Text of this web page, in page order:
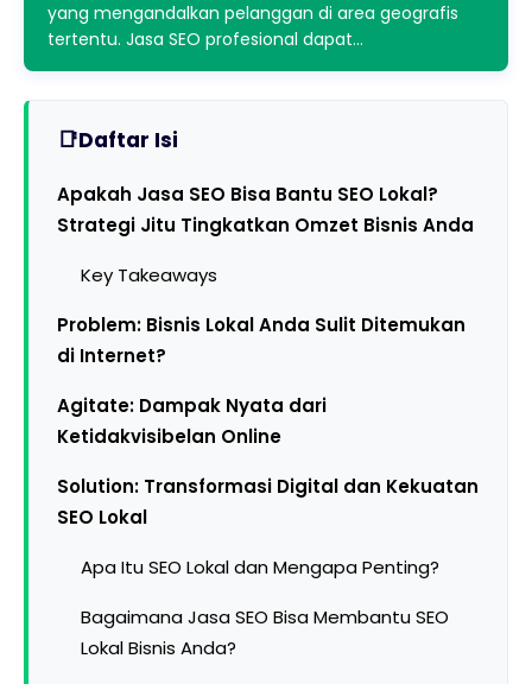
yang mengandalkan pelanggan di area geografis
tertentu. Jasa SEO profesional dapat…
Daftar Isi
Apakah Jasa SEO Bisa Bantu SEO Lokal?
Strategi Jitu Tingkatkan Omzet Bisnis Anda
Key Takeaways
Problem: Bisnis Lokal Anda Sulit Ditemukan
di Internet?
Agitate: Dampak Nyata dari
Ketidakvisibelan Online
Solution: Transformasi Digital dan Kekuatan
SEO Lokal
Apa Itu SEO Lokal dan Mengapa Penting?
Bagaimana Jasa SEO Bisa Membantu SEO
Lokal Bisnis Anda?